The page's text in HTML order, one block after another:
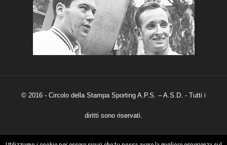
© 2016 - Circolo della Stampa Sporting A.P.S. – A.S.D. - Tutti i
diritti sono riservati.